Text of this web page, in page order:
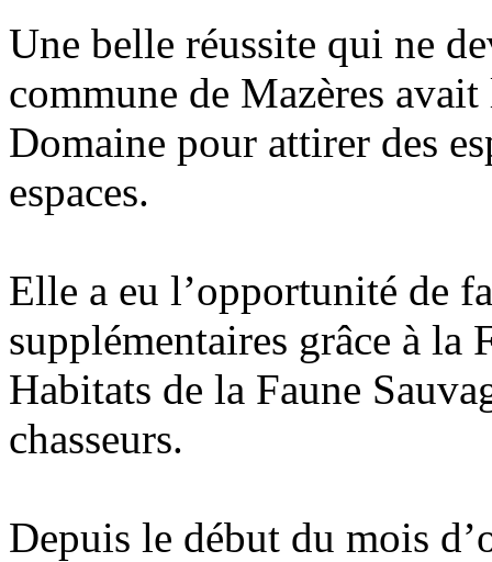
Une belle réussite qui ne
commune de Mazères
Domaine pour attirer des
espaces.
Elle a eu l’opportunité de
supplémentaires grâce à
Habitats de la Faune
chasseurs.
Depuis le début du mois